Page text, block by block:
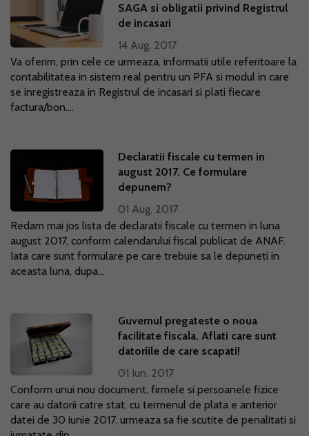
SAGA si obligatii privind Registrul
de incasari
14 Aug. 2017
Va oferim, prin cele ce urmeaza, informatii utile referitoare la
contabilitatea in sistem real pentru un PFA si modul in care
se inregistreaza in Registrul de incasari si plati fiecare
factura/bon....
Declaratii fiscale cu termen in
august 2017. Ce formulare
depunem?
01 Aug. 2017
Redam mai jos lista de declaratii fiscale cu termen in luna
august 2017, conform calendarului fiscal publicat de ANAF.
Iata care sunt formulare pe care trebuie sa le depuneti in
aceasta luna, dupa...
Guvernul pregateste o noua
facilitate fiscala. Aflati care sunt
datoriile de care scapati!
01 Iun. 2017
Conform unui nou document, firmele si persoanele fizice
care au datorii catre stat, cu termenul de plata e anterior
datei de 30 iunie 2017, urmeaza sa fie scutite de penalitati si